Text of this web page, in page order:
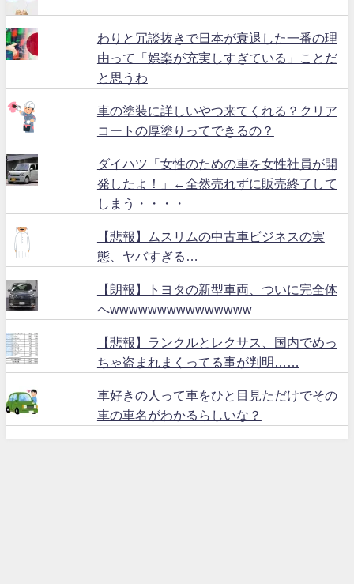
わりと冗談抜きで日本が衰退した一番の理
由って「娯楽が充実しすぎている」ことだ
と思うわ
車の塗装に詳しいやつ来てくれる？クリア
コートの厚塗りってできるの？
ダイハツ「女性のための車を女性社員が開
発したよ！」←全然売れずに販売終了して
しまう・・・・
【悲報】ムスリムの中古車ビジネスの実
態、ヤバすぎる…
【朗報】トヨタの新型車両、ついに完全体
へwwwwwwwwwwwwwww
【悲報】ランクルとレクサス、国内でめっ
ちゃ盗まれまくってる事が判明……
車好きの人って車をひと目見ただけでその
車の車名がわかるらしいな？